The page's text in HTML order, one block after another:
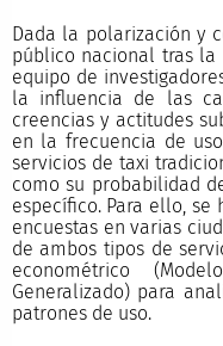
Dada la polarización y
público nacional tras la
equipo de
la influencia de las
creencias y actitudes
en la frecuencia de
servicios de taxi
como su probabilidad
específico. Para ello,
encuestas en varias
de ambos tipos de
econométrico
Generalizado) para
patrones de uso.